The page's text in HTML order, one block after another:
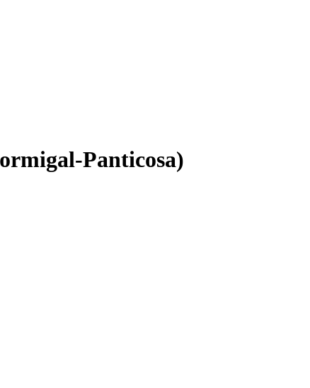
Panticosa)